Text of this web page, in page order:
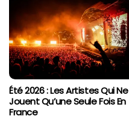
Été 2026 : Les Artistes Qui Ne
Jouent Qu’une Seule Fois En
France